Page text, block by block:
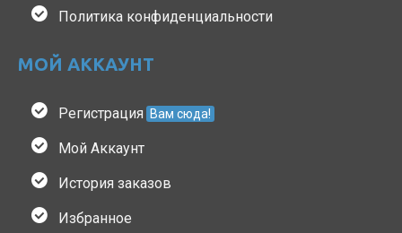
Политика конфиденциальности
МОЙ АККАУНТ
Регистрация Вам сюда!
Мой Аккаунт
История заказов
Избранное